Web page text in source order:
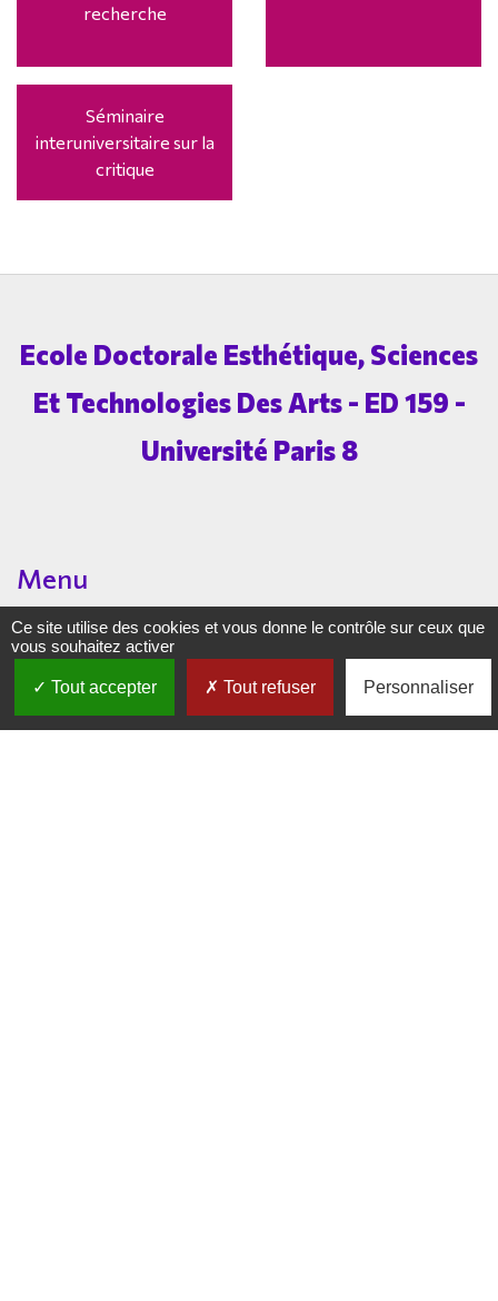
recherche
Séminaire
interuniversitaire sur la
critique
Ecole Doctorale Esthétique, Sciences
Et Technologies Des Arts - ED 159 -
Université Paris 8
Menu
THESES
FORMATION
Ce site utilise des cookies et vous donne le contrôle sur ceux que
vous souhaitez activer
Tout accepter Tout refuser Personnaliser